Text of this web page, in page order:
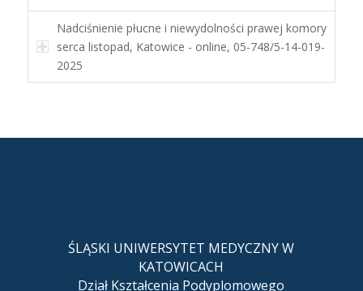
Nadciśnienie płucne i niewydolności prawej komory
serca listopad, Katowice - online, 05-748/5-14-019-
2025
ŚLĄSKI UNIWERSYTET MEDYCZNY W
KATOWICACH
Dział Kształcenia Podyplomowego